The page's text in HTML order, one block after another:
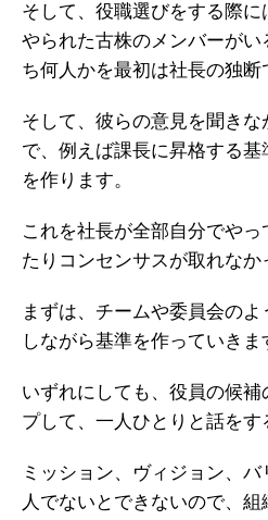
そして、役職選びをする際
やられた古株のメンバーがい
ち何人かを最初は社長の独断
そして、彼らの意見を聞き
で、例えば課長に昇格する
を作ります。
これを社長が全部自分でや
たりコンセンサスが取れなか
まずは、チームや委員会の
しながら基準を作っていきま
いずれにしても、役員の候
プして、一人ひとりと話をす
ミッション、ヴィジョン、
人でないとできないので、